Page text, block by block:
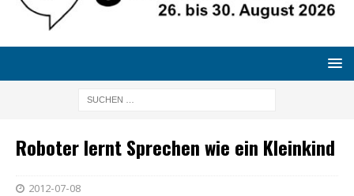
Roboter lernt Sprechen wie ein Kleinkind
2012-07-08